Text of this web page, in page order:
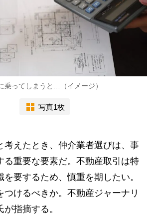
乗ってしまうと…（イメージ）
写真1枚
えたとき、仲介業者選びは、事
る重要な要素だ。不動産取引は特
を要するため、慎重を期したい。
つけるべきか。不動産ジャーナリ
指摘する。